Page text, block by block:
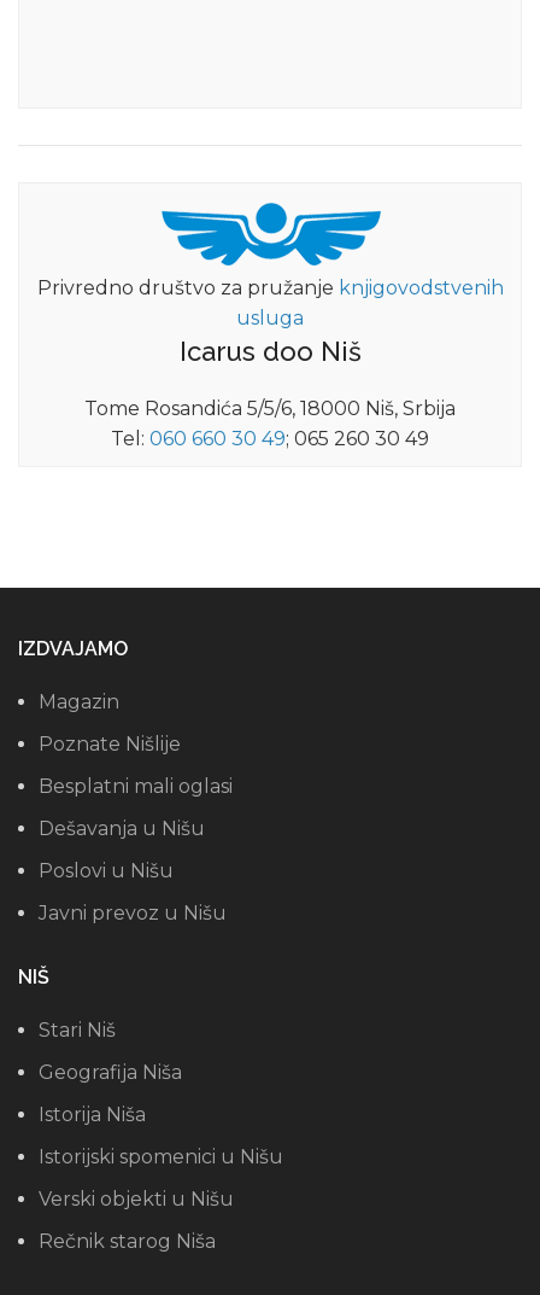
Privredno društvo za pružanje knjigovodstvenih
usluga
Icarus doo Niš
Tome Rosandića 5/5/6, 18000 Niš, Srbija
Tel: 060 660 30 49; 065 260 30 49
IZDVAJAMO
Magazin
Poznate Nišlije
Besplatni mali oglasi
Dešavanja u Nišu
Poslovi u Nišu
Javni prevoz u Nišu
NIŠ
Stari Niš
Geografija Niša
Istorija Niša
Istorijski spomenici u Nišu
Verski objekti u Nišu
Rečnik starog Niša